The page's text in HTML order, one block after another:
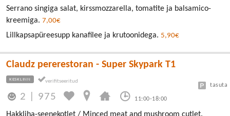
Serrano singiga salat, kirssmozzarella, tomatite ja balsamico-
kreemiga. 7,00€
Lillkapsapüreesupp kanafilee ja krutoonidega. 5,90€
Claudz pererestoran - Super Skypark T1
KESKLINN
2 975 11:00-18:00
tasuta